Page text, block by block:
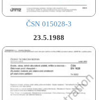
ČSN 015028-3
23.5.1988